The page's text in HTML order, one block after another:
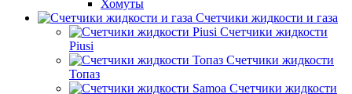
Хомуты
Счетчики жидкости и газа
Счетчики жидкости
Piusi
Счетчики жидкости
Топаз
Счетчики жидкости